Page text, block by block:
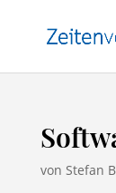
von Stefan